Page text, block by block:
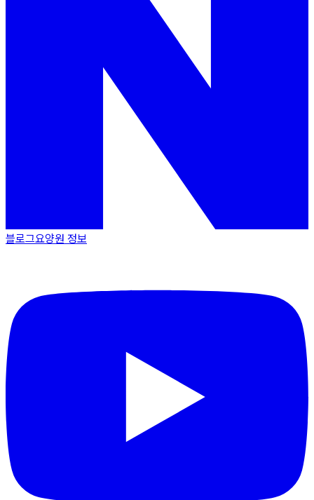
블로그요양원 정보